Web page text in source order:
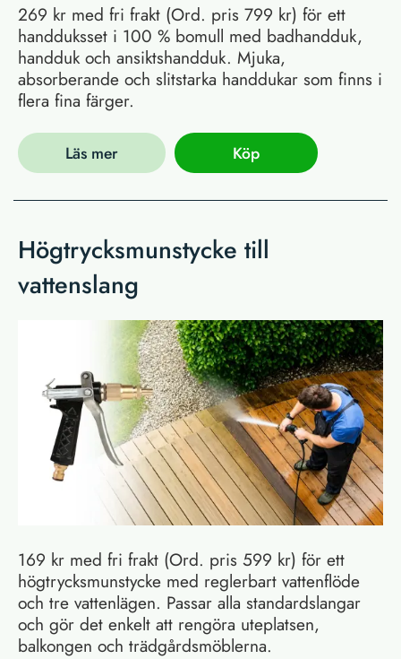
269 kr med fri frakt (Ord. pris 799 kr) för ett
handduksset i 100 % bomull med badhandduk,
handduk och ansiktshandduk. Mjuka,
absorberande och slitstarka handdukar som finns i
flera fina färger.
Läs mer Köp
Högtrycksmunstycke till
vattenslang
169 kr med fri frakt (Ord. pris 599 kr) för ett
högtrycksmunstycke med reglerbart vattenflöde
och tre vattenlägen. Passar alla standardslangar
och gör det enkelt att rengöra uteplatsen,
balkongen och trädgårdsmöblerna.